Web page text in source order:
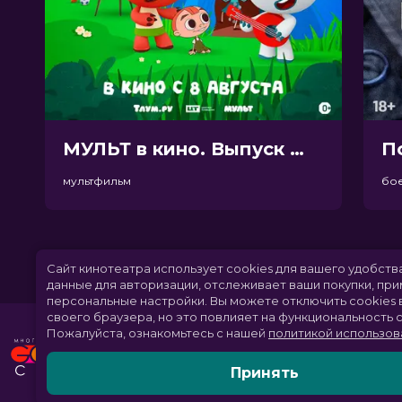
МУЛЬТ в кино. Выпуск №198. Некогда скучать (0+)
мультфильм
Сайт кинотеатра использует cookies для вашего
данные для авторизации, отслеживает ваши покупки,
персональные настройки. Вы можете отключить cookies
своего браузера, но это повлияет на функциональность
Пожалуйста, ознакомьтесь с нашей политикой
Принять